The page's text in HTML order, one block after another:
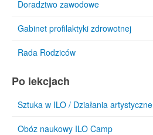
Doradztwo zawodowe
Gabinet profilaktyki zdrowotnej
Rada Rodziców
Po lekcjach
Sztuka w ILO / Działania artystyczne
Obóz naukowy ILO Camp